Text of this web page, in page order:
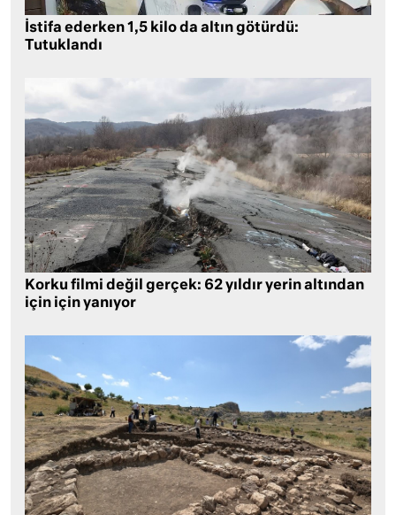
İstifa ederken 1,5 kilo da altın götürdü:
Tutuklandı
Korku filmi değil gerçek: 62 yıldır yerin altından
için için yanıyor